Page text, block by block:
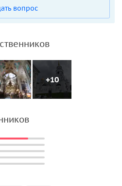
вопрос
+10